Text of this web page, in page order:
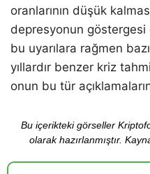
oranlarının düşük
depresyonun
bu uyarılara rağmen
yıllardır benzer kriz
onun bu tür
Bu içerikteki görseller
olarak hazırlanmıştır.